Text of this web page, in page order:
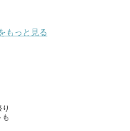
もっと見る